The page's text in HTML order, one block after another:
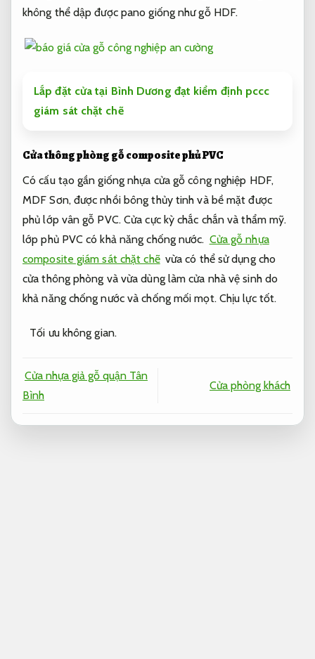
không thể dập được pano giống như gỗ HDF.
Lắp đặt cửa tại Bình Dương đạt kiểm định pccc
giám sát chặt chẽ
Cửa thông phòng gỗ composite phủ PVC
Có cấu tạo gần giống nhựa cửa gỗ công nghiệp HDF,
MDF Sơn, được nhồi bông thủy tinh và bề mặt được
phủ lớp vân gỗ PVC. Cửa cực kỳ chắc chắn và thẩm mỹ.
lớp phủ PVC có khả năng chống nước. Cửa gỗ nhựa
composite giám sát chặt chẽ vừa có thể sử dụng cho
cửa thông phòng và vừa dùng làm cửa nhà vệ sinh do
khả năng chống nước và chống mối mọt. Chịu lực tốt.
Tối ưu không gian.
Cửa nhựa giả gỗ quận Tân
Bình
Cửa phòng khách